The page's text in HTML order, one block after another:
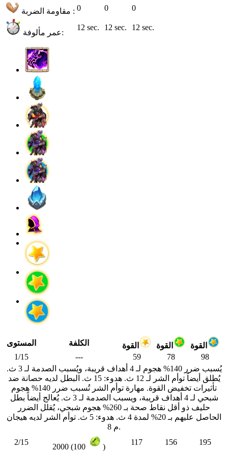
مقاومة الضربة : 0 0 0
عمر مألوفة:
12 sec. 12 sec. 12 sec.
المستوى الكلفة القوة القوة
القوة
1/15
--- 59 78
98
يُسبب ضرر 140% هجوم لـ 4 أهداف قريبة، ويُسبب الصدمة لـ 3 ث.
يُطلق أيضاً توأم الشر لـ 12 ث. هدوء: 15 ث. البطل لديه حصانة ضد
تأثيرات تخفيض القوة. مهارة توأم الشر تُسبب ضرر 140% هجوم
شبحي لـ 4 أهداف قريبة، ويسبب الصدمة لـ 3 ث. يُعالج أيضاً بطل
حليف ذو أقل نقاط صحة بـ 260% هجوم شبحي، يُقلل الضرر
الحاصل عليهم بـ 20% لمدة 4 ث. هدوء: 5 ث. توأم الشر لديه هيجان
م 8.
2/15
2000 (100 )
117 156
195